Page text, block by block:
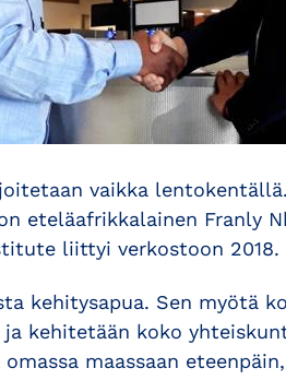
vaikka
eteläafrikkalainen Franly
liittyi verkostoon 2018.
kehitysapua. Sen myötä
kehitetään koko
maassaan